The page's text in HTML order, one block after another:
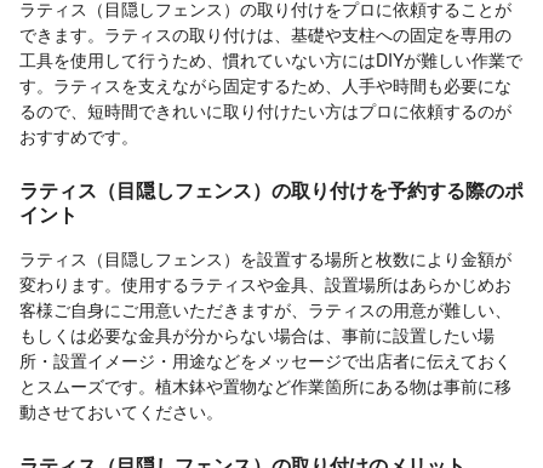
ラティス（目隠しフェンス）の取り付けをプロに依頼することが
できます。ラティスの取り付けは、基礎や支柱への固定を専用の
工具を使用して行うため、慣れていない方にはDIYが難しい作業で
す。ラティスを支えながら固定するため、人手や時間も必要にな
るので、短時間できれいに取り付けたい方はプロに依頼するのが
おすすめです。
ラティス（目隠しフェンス）の取り付けを予約する際のポ
イント
ラティス（目隠しフェンス）を設置する場所と枚数により金額が
変わります。使用するラティスや金具、設置場所はあらかじめお
客様ご自身にご用意いただきますが、ラティスの用意が難しい、
もしくは必要な金具が分からない場合は、事前に設置したい場
所・設置イメージ・用途などをメッセージで出店者に伝えておく
とスムーズです。植木鉢や置物など作業箇所にある物は事前に移
動させておいてください。